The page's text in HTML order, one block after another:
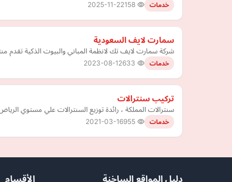
خدمات 2025-11-22
سمارت لايف السعودية
شركة سمارت لايف تك لانظمة المباني والبيوت الذكية تقدم
خدمات 2023-08-12
تركيب سنترالات
سنترالات المملكة ، رائدة توزيع السنترالات علي مستوي
خدمات 2021-03-16
دليل المواقع الساخنة الأقسام